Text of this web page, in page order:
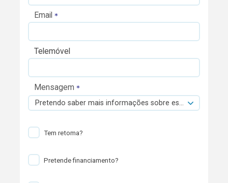
Email
Telemóvel
Mensagem
Pretendo saber mais informações sobre esta viatura.
Tem retoma?
Pretende financiamento?